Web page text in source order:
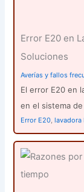
Error E20 en
Soluciones
Averías y fallos
El error E20 en
en el sistema
Error E20 ,lavadora